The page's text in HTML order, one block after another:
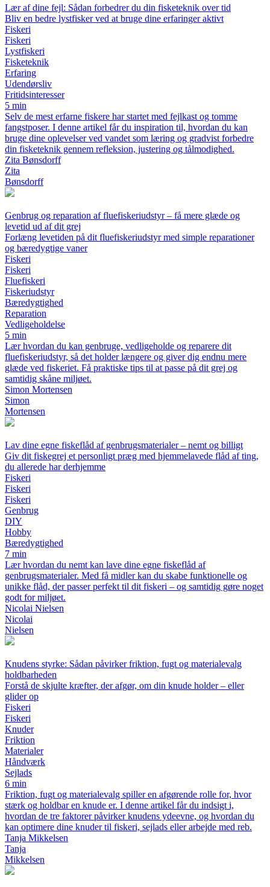
Lær af dine fejl: Sådan forbedrer du din fisketeknik over tid
Bliv en bedre lystfisker ved at bruge dine erfaringer aktivt
Fiskeri
Fiskeri
Lystfiskeri
Fisketeknik
Erfaring
Udendørsliv
Fritidsinteresser
5 min
Selv de mest erfarne fiskere har startet med fejlkast og tomme
fangstposer. I denne artikel får du inspiration til, hvordan du kan
bruge dine oplevelser ved vandet som læring og gradvist forbedre
din fisketeknik gennem refleksion, justering og tålmodighed.
Zita Bønsdorff
Zita
Bønsdorff
Genbrug og reparation af fluefiskeriudstyr – få mere glæde og
levetid ud af dit grej
Forlæng levetiden på dit fluefiskeriudstyr med simple reparationer
og bæredygtige vaner
Fiskeri
Fiskeri
Fluefiskeri
Fiskeriudstyr
Bæredygtighed
Reparation
Vedligeholdelse
5 min
Lær hvordan du kan genbruge, vedligeholde og reparere dit
fluefiskeriudstyr, så det holder længere og giver dig endnu mere
glæde ved fiskeriet. Få praktiske tips til at passe på dit grej og
samtidig skåne miljøet.
Simon Mortensen
Simon
Mortensen
Lav dine egne fiskeflåd af genbrugsmaterialer – nemt og billigt
Giv dit fiskegrej et personligt præg med hjemmelavede flåd af ting,
du allerede har derhjemme
Fiskeri
Fiskeri
Fiskeri
Genbrug
DIY
Hobby
Bæredygtighed
7 min
Lær hvordan du nemt kan lave dine egne fiskeflåd af
genbrugsmaterialer. Med få midler kan du skabe funktionelle og
unikke flåd, der passer perfekt til dit fiskeri – og samtidig gøre noget
godt for miljøet.
Nicolai Nielsen
Nicolai
Nielsen
Knudens styrke: Sådan påvirker friktion, fugt og materialevalg
holdbarheden
Forstå de skjulte kræfter, der afgør, om din knude holder – eller
glider op
Fiskeri
Fiskeri
Knuder
Friktion
Materialer
Håndværk
Sejlads
6 min
Friktion, fugt og materialevalg spiller en afgørende rolle for, hvor
stærk og holdbar en knude er. I denne artikel får du indsigt i,
hvordan de tre faktorer påvirker knudens ydeevne, og hvordan du
kan optimere dine knuder til fiskeri, sejlads eller arbejde med reb.
Tanja Mikkelsen
Tanja
Mikkelsen